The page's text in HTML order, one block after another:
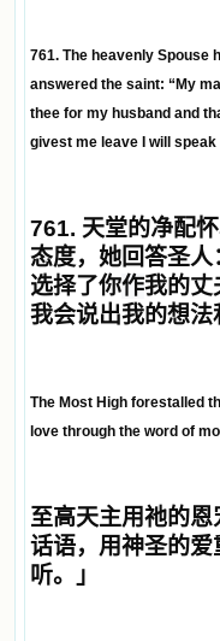
761. The heavenly Spouse
answered the saint: “My
thee for my husband and
givest me leave I will
761. 天堂的净配
态度，她回答圣人
选择了你作我的丈
我会说出我的想
The Most High forestalled
love through the word of
至高天主用祂的
话语，用神圣的
听。
」